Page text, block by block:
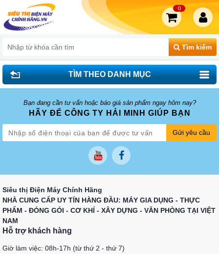
Tìm kiếm
0
TÌM THEO DANH MỤC
Bạn đang cần tư vấn hoặc báo giá sản phẩm ngay hôm nay?
HÃY ĐỂ CÔNG TY HẢI MINH GIÚP BẠN
Gửi yêu cầu
Siêu thị Điện Máy Chính Hãng
NHÀ CUNG CẤP UY TÍN HÀNG ĐẦU: MÁY GIA DỤNG - THỰC
PHẨM - ĐÓNG GÓI - CƠ KHÍ - XÂY DỰNG - VĂN PHÒNG TẠI VIỆT
NAM
Hỗ trợ khách hàng
Giờ làm việc: 08h-17h (từ thứ 2 - thứ 7)